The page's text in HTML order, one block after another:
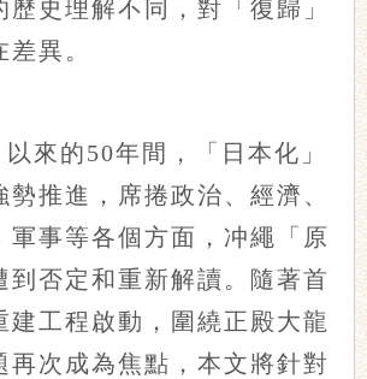
史理解不同，對「復歸」
異。
以來的50年間，「日本化」
推進，席捲政治、經濟、
軍事等各個方面，冲繩「原
到否定和重新解讀。隨著首
建工程啟動，圍繞正殿大龍
再次成為焦點，本文將針對